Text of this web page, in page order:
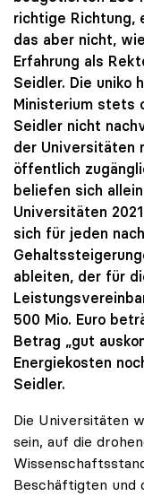
richtige Richtung,
das aber nicht,
Erfahrung als
Seidler. Die uniko
Ministerium stets
Seidler nicht
der Universitäten
öffentlich
beliefen sich
Universitäten
sich für jeden
ableiten, der für
500 Mio. Euro
Betrag „gut
Energiekosten
Seidler.
Die Universitäten
sein, auf die
Beschäftigten und